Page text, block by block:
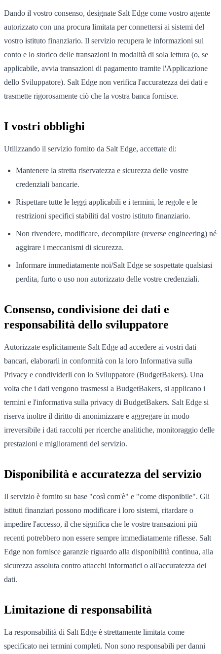
Dando il vostro consenso, designate Salt Edge come vostro agente
autorizzato con una procura limitata per connettersi ai sistemi del
vostro istituto finanziario. Il servizio recupera le informazioni sul
conto e lo storico delle transazioni in modalità di sola lettura (o, se
applicabile, avvia transazioni di pagamento tramite l'Applicazione
dello Sviluppatore). Salt Edge non verifica l'accuratezza dei dati e
trasmette rigorosamente ciò che la vostra banca fornisce.
I vostri obblighi
Utilizzando il servizio fornito da Salt Edge, accettate di:
Mantenere la stretta riservatezza e sicurezza delle vostre
credenziali bancarie.
Rispettare tutte le leggi applicabili e i termini, le regole e le
restrizioni specifici stabiliti dal vostro istituto finanziario.
Non rivendere, modificare, decompilare (reverse engineering) né
aggirare i meccanismi di sicurezza.
Informare immediatamente noi/Salt Edge se sospettate qualsiasi
perdita, furto o uso non autorizzato delle vostre credenziali.
Consenso, condivisione dei dati e
responsabilità dello sviluppatore
Autorizzate esplicitamente Salt Edge ad accedere ai vostri dati
bancari, elaborarli in conformità con la loro Informativa sulla
Privacy e condividerli con lo Sviluppatore (BudgetBakers). Una
volta che i dati vengono trasmessi a BudgetBakers, si applicano i
termini e l'informativa sulla privacy di BudgetBakers. Salt Edge si
riserva inoltre il diritto di anonimizzare e aggregare in modo
irreversibile i dati raccolti per ricerche analitiche, monitoraggio delle
prestazioni e miglioramenti del servizio.
Disponibilità e accuratezza del servizio
Il servizio è fornito su base "così com'è" e "come disponibile". Gli
istituti finanziari possono modificare i loro sistemi, ritardare o
impedire l'accesso, il che significa che le vostre transazioni più
recenti potrebbero non essere sempre immediatamente riflesse. Salt
Edge non fornisce garanzie riguardo alla disponibilità continua, alla
sicurezza assoluta contro attacchi informatici o all'accuratezza dei
dati.
Limitazione di responsabilità
La responsabilità di Salt Edge è strettamente limitata come
specificato nei termini completi. Non sono responsabili per danni